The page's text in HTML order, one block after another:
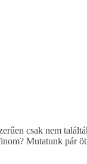
csak nem
Mutatunk